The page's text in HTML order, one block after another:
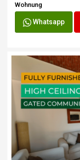
Wohnung
Whatsapp